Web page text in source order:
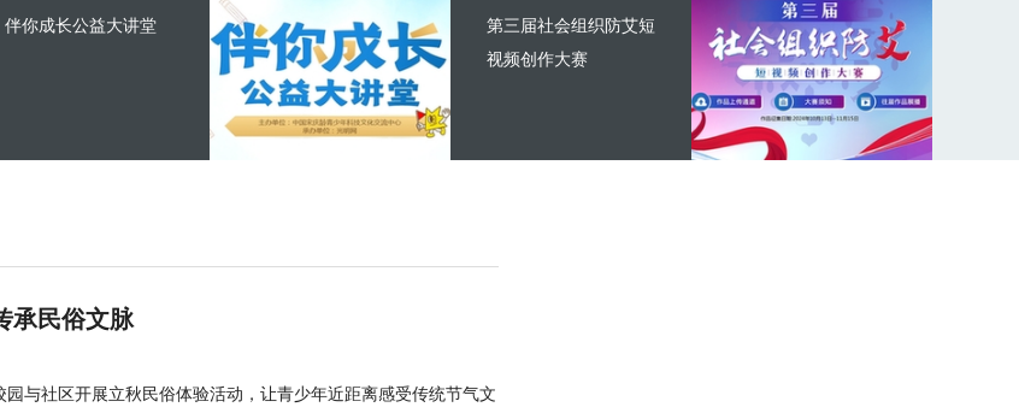
伴你成长公益大讲堂
第三届社会组织防艾短
视频创作大赛
承民俗文脉
园与社区开展立秋民俗体验活动，让青少年近距离感受传统节气文